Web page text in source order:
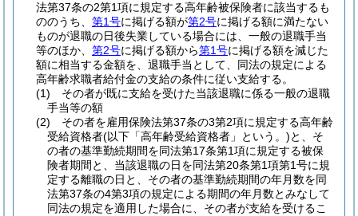
法第37条の2第1項に規定する高年齢被保険者に該当するも
ののうち、 第1号に掲げる額が第2号に掲げる額に満たない
ものが退職の日後失業している場合には、一般の退職手当
等のほか、 第2号に掲げる額から第1号に掲げる額を減じた
額に相当する金額を、退職手当として、同法の規定による
高年齢求職者給付金の支給の条件に従い支給する。
(1)
その者が既に支給を受けた当該退職に係る一般の退職
手当等の額
(2)
その者を雇用保険法第37条の3第2項に規定する高年齢
受給資格者(以下「高年齢受給資格者」という。)と、そ
の者の基準勤続期間を同法第17条第1項に規定する被保
険者期間と、当該退職の日を同法第20条第1項第1号に規
定する離職の日と、その者の基準勤続期間の年月数を同
法第37条の4第3項の規定による期間の年月数とみなして
同法の規定を適用した場合に、その者が支給を受けるこ